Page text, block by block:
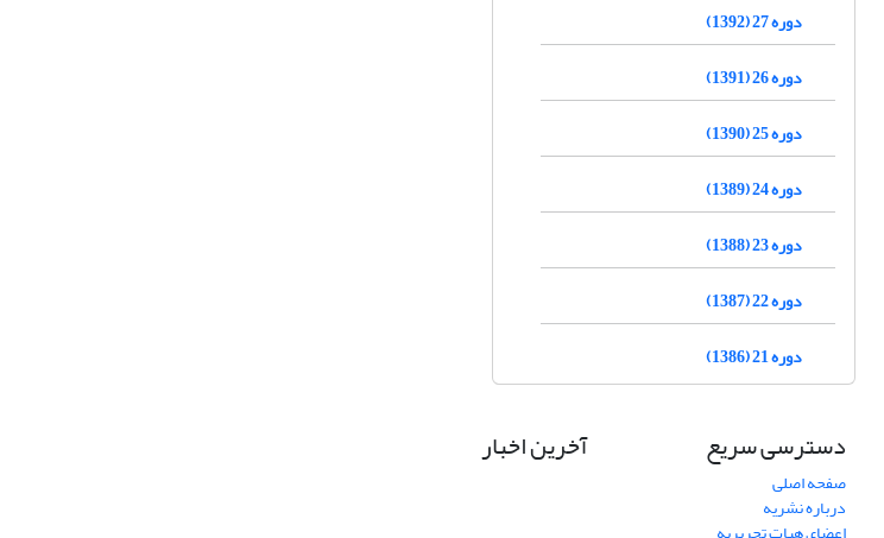
دوره 27 (1392)
دوره 26 (1391)
دوره 25 (1390)
دوره 24 (1389)
دوره 23 (1388)
دوره 22 (1387)
دوره 21 (1386)
دسترسی سریع
صفحه اصلی
درباره نشریه
آخرین اخبار